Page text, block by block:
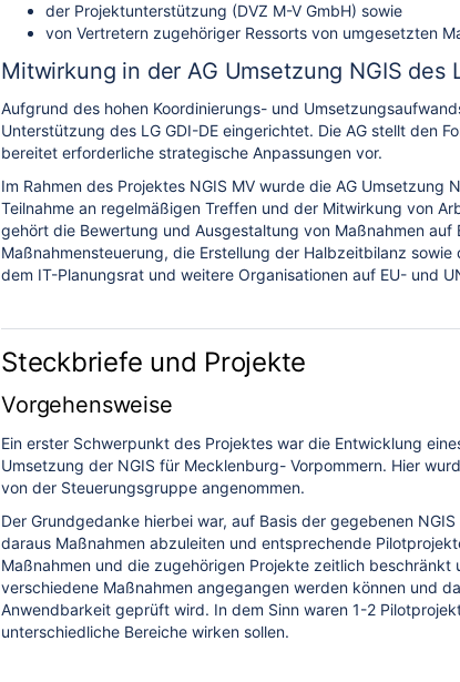
der Projektunterstützung (DVZ M-V GmbH) sowie
von Vertretern zugehöriger Ressorts von umgesetzten
Mitwirkung in der AG Umsetzung NGIS des
Aufgrund des hohen Koordinierungs- und
Unterstützung des LG GDI-DE eingerichtet. Die AG stellt den
bereitet erforderliche strategische Anpassungen vor.
Im Rahmen des Projektes NGIS MV wurde die AG
Teilnahme an regelmäßigen Treffen und der Mitwirkung von
gehört die Bewertung und Ausgestaltung von Maßnahmen
Maßnahmensteuerung, die Erstellung der Halbzeitbilanz
dem IT-Planungsrat und weitere Organisationen auf EU- und
Steckbriefe und Projekte
Vorgehensweise
Ein erster Schwerpunkt des Projektes war die Entwicklung
Umsetzung der NGIS für Mecklenburg- Vorpommern. Hier
von der Steuerungsgruppe angenommen.
Der Grundgedanke hierbei war, auf Basis der gegebenen
daraus Maßnahmen abzuleiten und entsprechende
Maßnahmen und die zugehörigen Projekte zeitlich beschränkt
verschiedene Maßnahmen angegangen werden können und
Anwendbarkeit geprüft wird. In dem Sinn waren 1-2
unterschiedliche Bereiche wirken sollen.